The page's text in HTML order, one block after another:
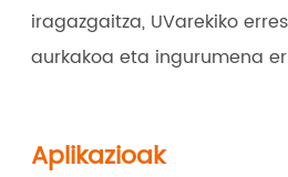
iragazgaitza, UVarekiko
aurkakoa eta ingurumena
Aplikazioak